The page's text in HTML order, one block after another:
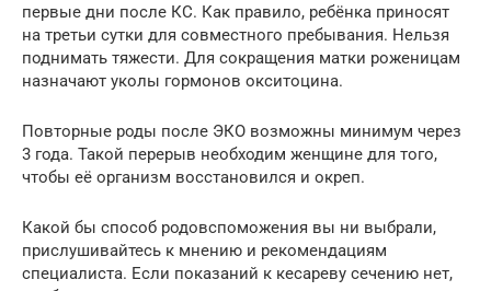
первые дни после КС. Как правило, ребёнка приносят
на третьи сутки для совместного пребывания. Нельзя
поднимать тяжести. Для сокращения матки роженицам
назначают уколы гормонов окситоцина.
Повторные роды после ЭКО возможны минимум через
3 года. Такой перерыв необходим женщине для того,
чтобы её организм восстановился и окреп.
Какой бы способ родовспоможения вы ни выбрали,
прислушивайтесь к мнению и рекомендациям
специалиста. Если показаний к кесареву сечению нет,